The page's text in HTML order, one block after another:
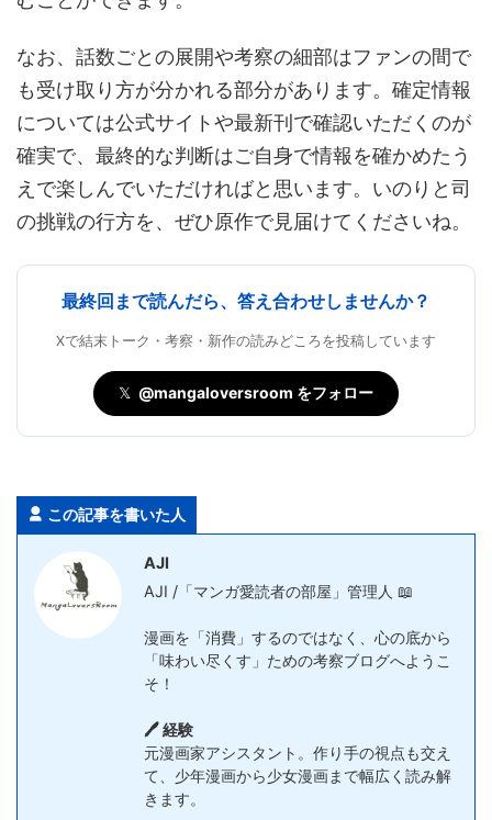
なお、話数ごとの展開や考察の細部はファンの間で
も受け取り方が分かれる部分があります。確定情報
については公式サイトや最新刊で確認いただくのが
確実で、最終的な判断はご自身で情報を確かめたう
えで楽しんでいただければと思います。いのりと司
の挑戦の行方を、ぜひ原作で見届けてくださいね。
最終回まで読んだら、答え合わせしませんか？
Xで結末トーク・考察・新作の読みどころを投稿しています
𝕏 @mangaloversroom をフォロー
この記事を書いた人
AJI
AJI /「マンガ愛読者の部屋」管理人 📖
漫画を「消費」するのではなく、心の底から
「味わい尽くす」ための考察ブログへようこ
そ！
🖊️ 経験
元漫画家アシスタント。作り手の視点も交え
て、少年漫画から少女漫画まで幅広く読み解
きます。